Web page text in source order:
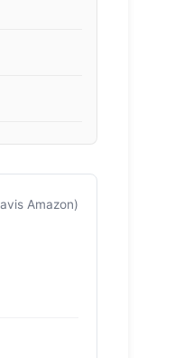
Amazon)